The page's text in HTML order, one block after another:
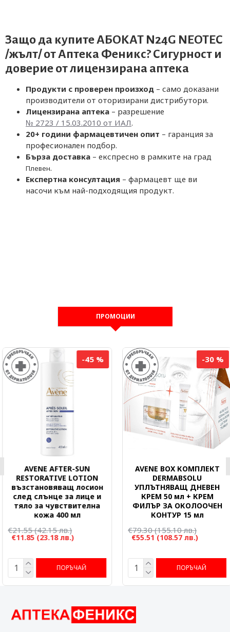
Защо да купите АБОКАТ N24G NEOTEC
/жълт/ отАптека Феникс? Сигурност и
доверие от лицензирана аптека
Продукти с проверен произход – само доказани
производители от оторизирани дистрибутори.
Лицензирана аптека – разрешение
№ 2723 / 15.03.2010 от ИАЛ.
20+ години фармацевтичен опит – гаранция за
професионален подбор.
Бърза доставка – експресно в рамките на град
Плевен.
Експертна консултация – фармацевт ще ви
насочи към най-подходящия продукт.
ПРОМОЦИИ
-45 %
AVENE AFTER-SUN
RESTORATIVE LOTION
възстановяващ лосион
след слънце за лице и
тяло за чувствителна
кожа 400 мл
€11.85(23.18 лв.)
€21.55(42.15 лв.)
ПОРЪЧАЙ
-30 %
AVENE BOX КОМПЛЕКТ
DERMABSOLU
УПЛЪТНЯВАЩ ДНЕВЕН
КРЕМ 50 мл + КРЕМ
ФИЛЪР ЗА ОКОЛООЧЕН
КОНТУР 15 мл
€55.51(108.57 лв.)
€79.30(155.10 лв.)
ПОРЪЧАЙ